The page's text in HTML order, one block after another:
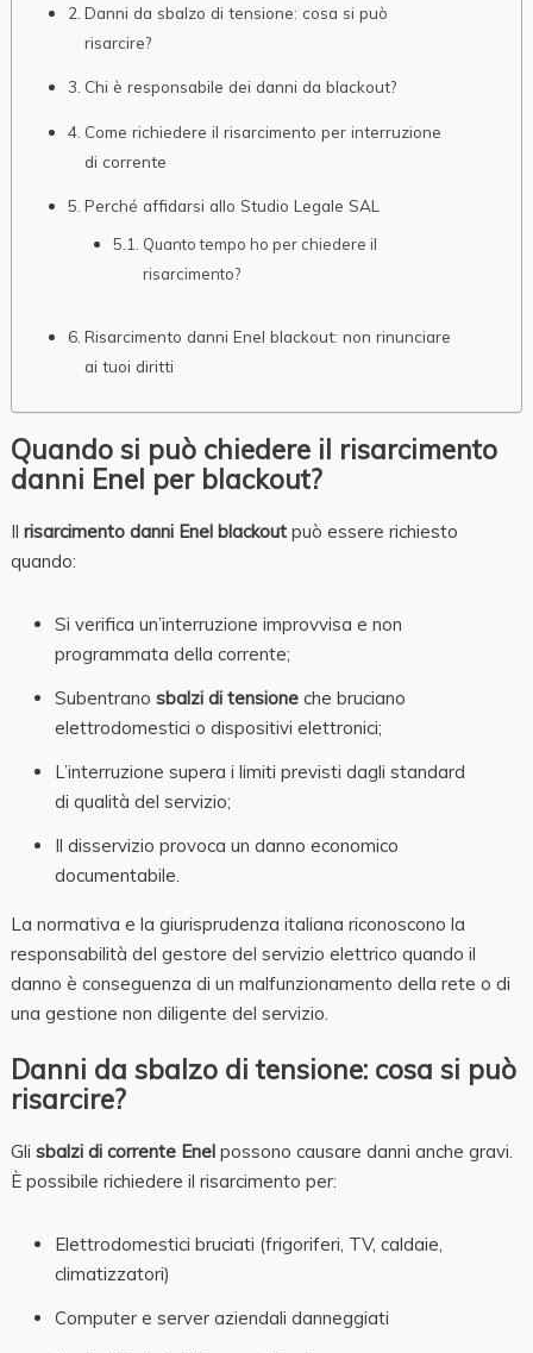
Danni da sbalzo di tensione: cosa si può
risarcire?
Chi è responsabile dei danni da blackout?
Come richiedere il risarcimento per interruzione
di corrente
Perché affidarsi allo Studio Legale SAL
Quanto tempo ho per chiedere il
risarcimento?
Risarcimento danni Enel blackout: non rinunciare
ai tuoi diritti
Quando si può chiedere il risarcimento
danni Enel per blackout?
Il risarcimento danni Enel blackoutpuò essere richiesto
quando:
Si verifica un’interruzione improvvisa e non
programmata della corrente;
Subentranosbalzi di tensione che bruciano
elettrodomestici o dispositivi elettronici;
L’interruzione supera i limiti previsti dagli standard
di qualità del servizio;
Il disservizio provoca un danno economico
documentabile.
La normativa e la giurisprudenza italiana riconoscono la
responsabilità del gestore del servizio elettrico quando il
danno è conseguenza di un malfunzionamento della rete o di
una gestione non diligente del servizio.
Danni da sbalzo di tensione: cosa si può
risarcire?
Gli sbalzi di corrente Enelpossono causare danni anche gravi.
È possibile richiedere il risarcimento per:
Elettrodomestici bruciati (frigoriferi, TV, caldaie,
climatizzatori)
Computer e server aziendali danneggiati